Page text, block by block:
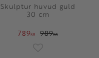
Skulptur huvud guld
30 cm
789KR 989KR
Lägg till i favoriter